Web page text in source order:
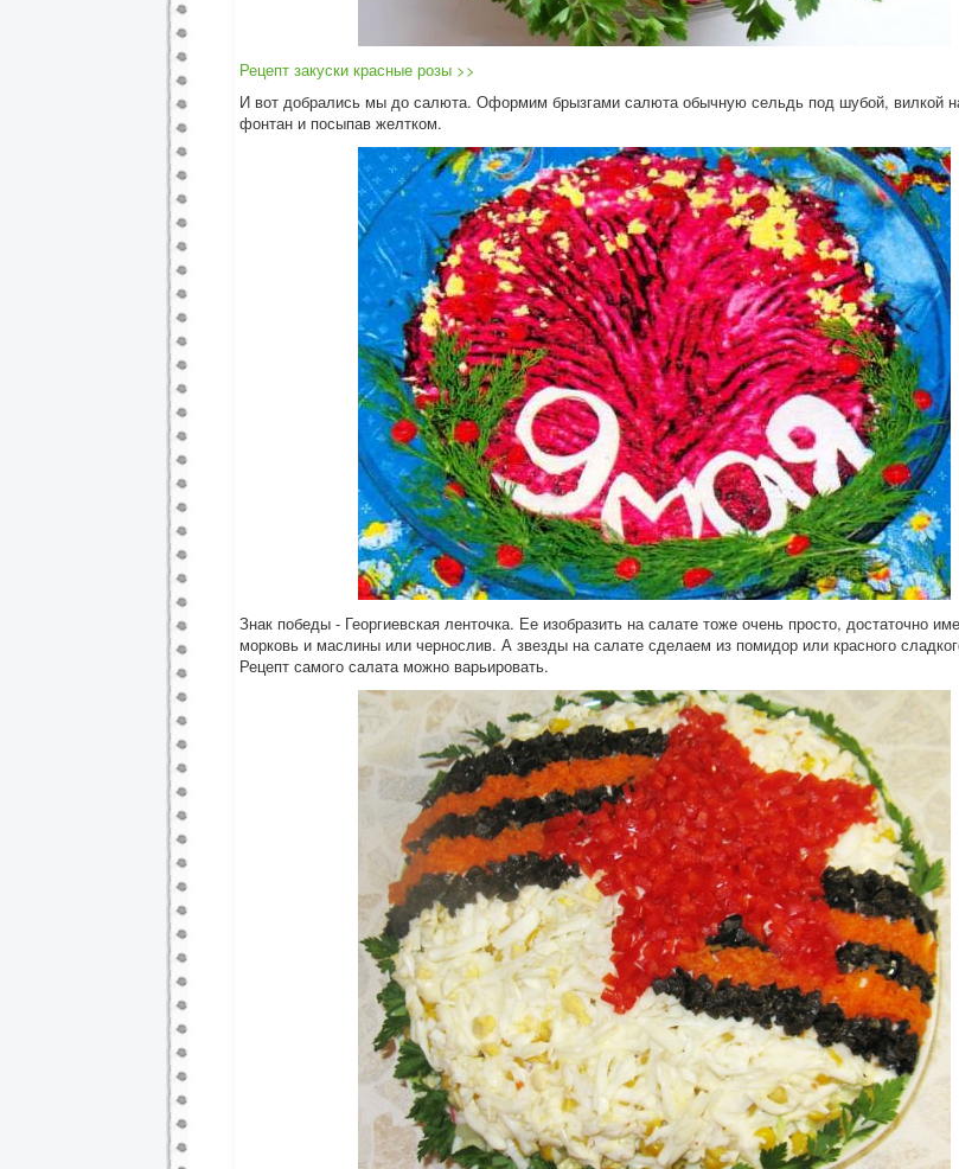
Рецепт закуски красные розы >>
И вот добрались мы до салюта. Оформим брызгами салюта обычную сельдь под шубой, вилкой
фонтан и посыпав желтком.
Знак победы - Георгиевская ленточка. Ее изобразить на салате тоже очень просто, достаточно
морковь и маслины или чернослив. А звезды на салате сделаем из помидор или красного
Рецепт самого салата можно варьировать.